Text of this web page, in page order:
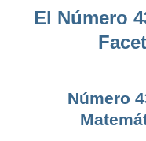
El Número
Número